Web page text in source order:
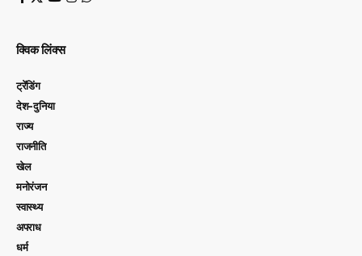
क्विक लिंक्स
ट्रेंडिंग
देश-दुनिया
राज्य
राजनीति
खेल
मनोरंजन
स्वास्थ्य
अपराध
धर्म